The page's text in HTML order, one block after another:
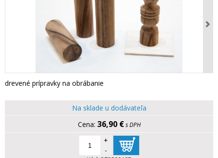
drevené prípravky na obrábanie
Na sklade u dodávateľa
36,90 € s DPH
+
-